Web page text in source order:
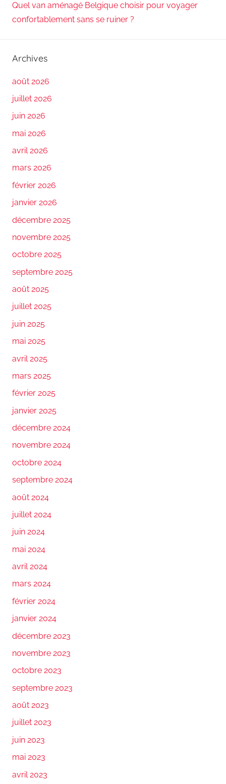
Quel van aménagé Belgique choisir pour voyager
confortablement sans se ruiner ?
Archives
août 2026
juillet 2026
juin 2026
mai 2026
avril 2026
mars 2026
février 2026
janvier 2026
décembre 2025
novembre 2025
octobre 2025
septembre 2025
août 2025
juillet 2025
juin 2025
mai 2025
avril 2025
mars 2025
février 2025
janvier 2025
décembre 2024
novembre 2024
octobre 2024
septembre 2024
août 2024
juillet 2024
juin 2024
mai 2024
avril 2024
mars 2024
février 2024
janvier 2024
décembre 2023
novembre 2023
octobre 2023
septembre 2023
août 2023
juillet 2023
juin 2023
mai 2023
avril 2023